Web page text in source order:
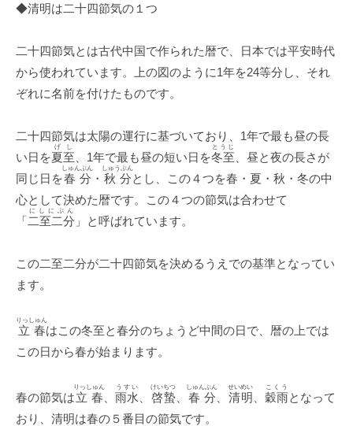
◆清明は二十四節気の１つ
二十四節気とは古代中国で作られた暦で、日本では平安時代
から使われています。上の図のように1年を24等分し、それ
ぞれに名前を付けたものです。
二十四節気は太陽の運行に基づいており、1年で最も昼の長
い日を夏至
げし
、1年で最も昼の短い日を冬至
とうじ
、昼と夜の長さが
同じ日を春分
しゅんぶん
・ 秋分
しゅうぶん
とし、この４つを春・夏・秋・冬の中
心として決めた暦です。この４つの節気は合わせて
「二至二分
にしにぶん
」と呼ばれています。
この二至二分が二十四節気を決めるうえでの基準となってい
ます。
立春
りっしゅん
はこの冬至と春分のちょうど中間の日で、暦の上では
この日から春が始まります。
春の節気は立春
りっしゅん
雨水
うすい
啓蟄
けいちつ
春分
しゅんぶん
清明
せいめい
穀雨
こくう
となって
おり、清明は春の５番目の節気です。